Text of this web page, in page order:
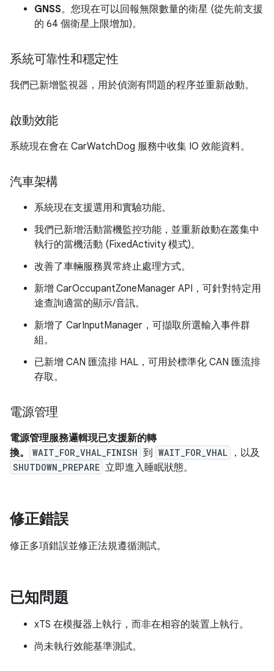
GNSS。您現在可以回報無限數量的衛星 (從先前支援
的 64 個衛星上限增加)。
系統可靠性和穩定性
我們已新增監視器，用於偵測有問題的程序並重新啟動。
啟動效能
系統現在會在 CarWatchDog 服務中收集 IO 效能資料。
汽車架構
系統現在支援選用和實驗功能。
我們已新增活動當機監控功能，並重新啟動在叢集中
執行的當機活動 (FixedActivity 模式)。
改善了車輛服務異常終止處理方式。
新增 CarOccupantZoneManager API，可針對特定用
途查詢適當的顯示/音訊。
新增了 CarInputManager，可擷取所選輸入事件群
組。
已新增 CAN 匯流排 HAL，可用於標準化 CAN 匯流排
存取。
電源管理
電源管理服務邏輯現已支援新的轉
換。
WAIT_FOR_VHAL_FINISH 到 WAIT_FOR_VHAL ，以及
SHUTDOWN_PREPARE 立即進入睡眠狀態。
修正錯誤
修正多項錯誤並修正法規遵循測試。
已知問題
xTS 在模擬器上執行，而非在相容的裝置上執行。
尚未執行效能基準測試。